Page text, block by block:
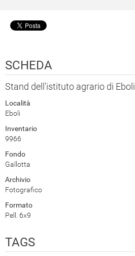
SCHEDA
Stand dell'istituto agrario di Eboli
Località
Eboli
Inventario
9966
Fondo
Gallotta
Archivio
Fotografico
Formato
Pell. 6x9
TAGS